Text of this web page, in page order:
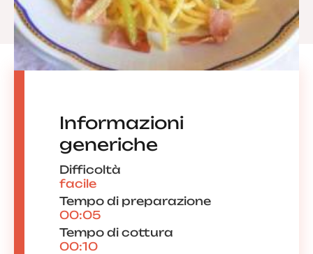
Informazioni
generiche
Difficoltà
facile
Tempo di preparazione
00:05
Tempo di cottura
00:10